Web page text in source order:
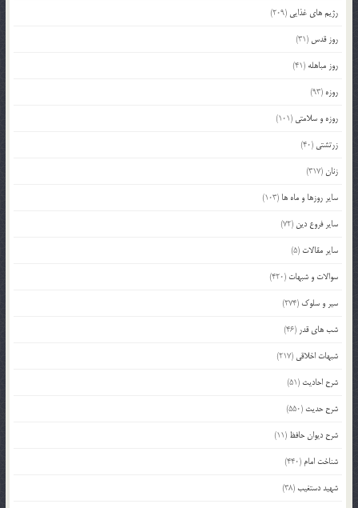
رژیم های غذایی (209)
روز قدس (31)
روز مباهله (41)
روزه (93)
روزه و سلامتی (101)
زرتشتی (40)
زنان(317)
سایر روزها و ماه ها (103)
سایر فروع دین (72)
سایر مقالات (5)
سوالات و شبهات (420)
سیر و سلوک (274)
شب های قدر (46)
شبهات اخلاقی (217)
شرح احادیث (51)
شرح حدیث (550)
شرح دیوان حافظ (11)
شناخت امام (440)
شهید دستغیب(38)